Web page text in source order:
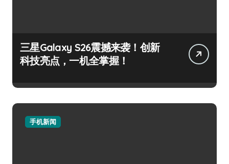
三星Galaxy S26震撼来袭！创新
科技亮点，一机全掌握！
手机新闻